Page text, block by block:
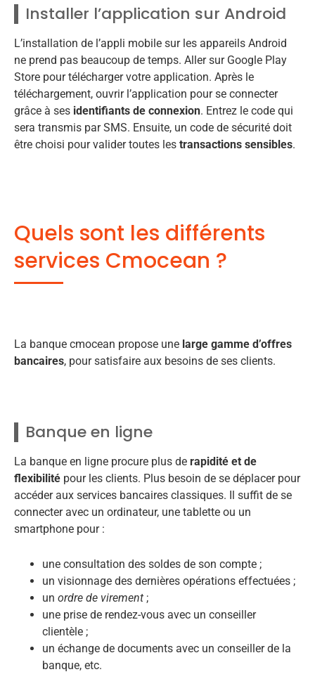
Installer l’application sur Android
L’installation de l’appli mobile sur les appareils Android
ne prend pas beaucoup de temps. Aller sur Google Play
Store pour télécharger votre application. Après le
téléchargement, ouvrir l’application pour se connecter
grâce à ses identifiants de connexion. Entrez le code qui
sera transmis par SMS. Ensuite, un code de sécurité doit
être choisi pour valider toutes les transactions sensibles.
Quels sont les différents
services Cmocean ?
La banque cmocean propose une large gamme d’offres
bancaires, pour satisfaire aux besoins de ses clients.
Banque en ligne
La banque en ligne procure plus de rapidité et de
flexibilité pour les clients. Plus besoin de se déplacer pour
accéder aux services bancaires classiques. Il suffit de se
connecter avec un ordinateur, une tablette ou un
smartphone pour :
une consultation des soldes de son compte ;
un visionnage des dernières opérations effectuées ;
un ordre de virement ;
une prise de rendez-vous avec un conseiller
clientèle ;
un échange de documents avec un conseiller de la
banque, etc.